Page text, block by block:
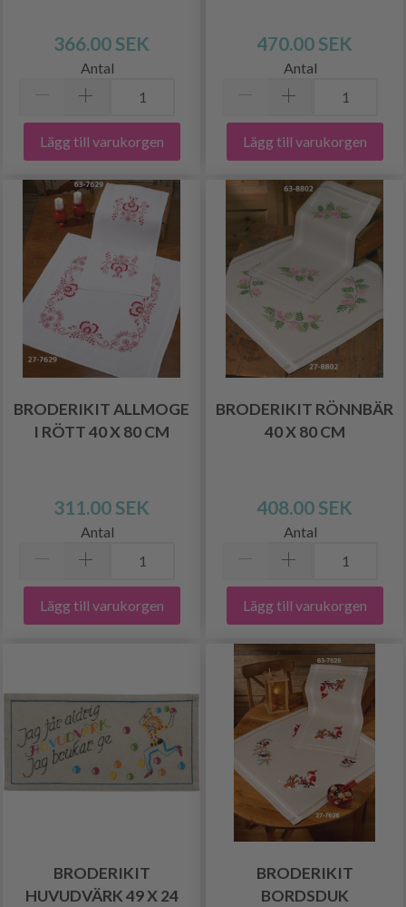
366.00 SEK
Antal
Lägg till varukorgen
470.00 SEK
Antal
Lägg till varukorgen
BRODERIKIT ALLMOGE
I RÖTT 40 X 80 CM
311.00 SEK
Antal
Lägg till varukorgen
BRODERIKIT RÖNNBÄR
40 X 80 CM
408.00 SEK
Antal
Lägg till varukorgen
BRODERIKIT
HUVUDVÄRK 49 X 24
BRODERIKIT
BORDSDUK